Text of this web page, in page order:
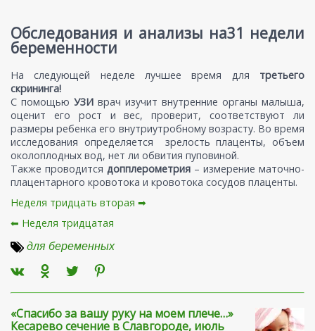
Обследования и анализы на31 недели
беременности
На следующей неделе лучшее время для третьего
скрининга!
С помощью УЗИ врач изучит внутренние органы малыша,
оценит его рост и вес, проверит, соответствуют ли
размеры ребенка его внутриутробному возрасту. Во время
исследования определяется зрелость плаценты, объем
околоплодных вод, нет ли обвития пуповиной.
Также проводится допплерометрия – измерение маточно-
плацентарного кровотока и кровотока сосудов плаценты.
Неделя тридцать вторая ➡
⬅ Неделя тридцатая
для беременных
«Спасибо за вашу руку на моем плече…»
Кесарево сечение в Славгороде, июль